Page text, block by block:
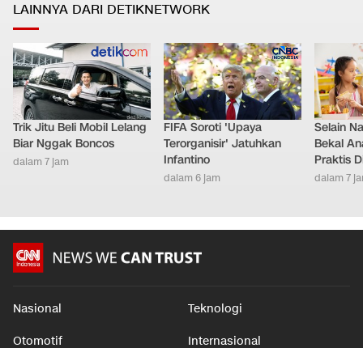
LAINNYA DARI DETIKNETWORK
Trik Jitu Beli Mobil Lelang
Biar Nggak Boncos
dalam 7 jam
FIFA Soroti 'Upaya
Terorganisir' Jatuhkan
Infantino
dalam 6 jam
Selain
Bekal
Praktis
dalam 7
Nasional Teknologi
Otomotif Internasional